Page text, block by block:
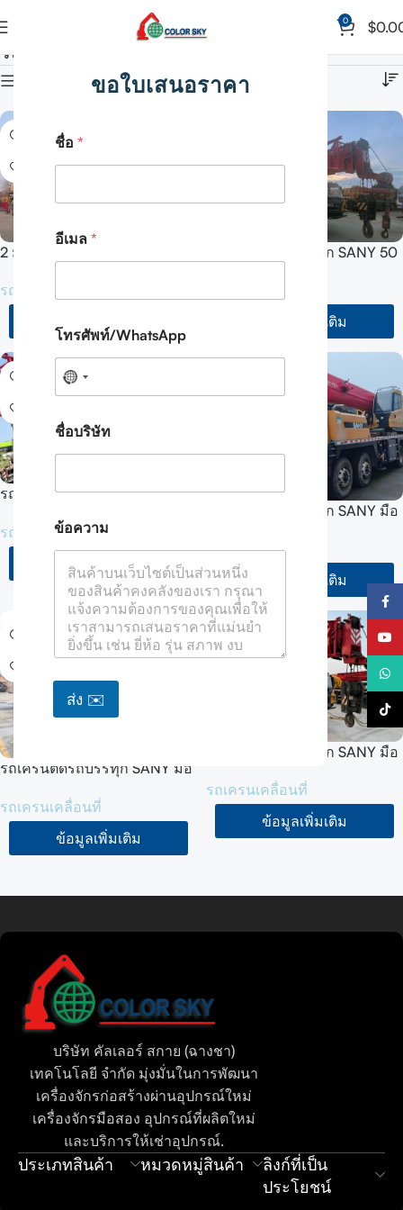
ขอใบเสนอราคา
ชื่อ*
อีเมล*
โทรศัพท์/WhatsApp
ชื่อบริษัท
เ
ม
ชื่
ข้อความ
ส่ง ✉️
0 $
รถเครนเคลื่อนที่
แสดงคอลัมน์
2 มือ 2022 SANY รถเครนทุก
SYM5556JQZ200C
รถเครนเคลื่อนที่
ข้อมูลเพิ่มเติม
รถเครนติดรถบรรทุก SANY 50
ข้อมูลเพิ่มเติม
รถเครนติดรถบรรทุก SANY มือ
SYM5558JQZ (STC1000C7)
ระบบไฮดรอลิกเต็มรูปแบบ
รถเครนเคลื่อนที่
ข้อมูลเพิ่มเติม
รถเครนติดรถบรรทุก SANY มือ
(STC500T5)
รถเครนเคลื่อนที่
ข้อมูลเพิ่มเติม
รถเครนติดรถบรรทุก SANY มือ
(STC550C5)
รถเครนเคลื่อนที่
ข้อมูลเพิ่มเติม
รถเครนติดรถบรรทุก SANY มือ
SYM5436JQZ (STC500-6)
รถเครนเคลื่อนที่
ข้อมูลเพิ่มเติม
บริษัท คัลเลอร์ สกาย (ฉางชา)
เทคโนโลยี จำกัด มุ่งมั่นในการพัฒนา
เครื่องจักรก่อสร้างผ่านอุปกรณ์ใหม่
เครื่องจักรมือสอง อุปกรณ์ที่ผลิตใหม่
และบริการให้เช่าอุปกรณ์.
ประเภทสินค้า หมวดหมู่สินค้า
ลิงก์ที่เป็น
ประโยชน์
เฟสบุ๊
ยูทูป
วอท
Spanish
Indonesian
Vietnamese
Portuguese
Russian
Hindi
Bengali
Urdu
Tamil